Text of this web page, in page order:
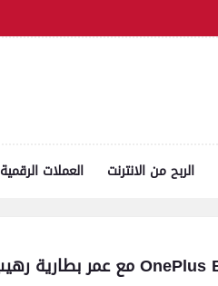
الربح من الانترنت العملات الرقمية